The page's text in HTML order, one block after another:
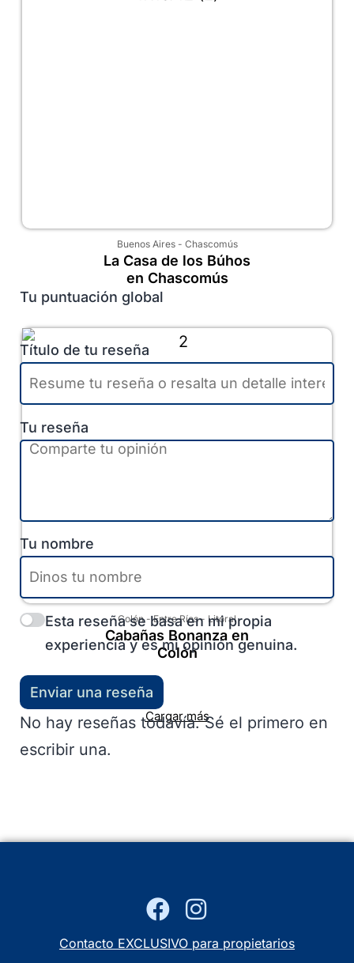
Buenos Aires- Chascomús
La Casa de los Búhos
en Chascomús
Colón-Entre Ríos- Litoral
Cabañas Bonanza en
Colón
Cargar más
Tu puntuación global
Título de tu reseña
Tu reseña
Tu nombre
Esta reseña se basa en mi propia
experiencia y es mi opinión genuina.
Enviar una reseña
No hay reseñas todavía. Sé el primero en
escribir una.
Contacto EXCLUSIVO para propietarios